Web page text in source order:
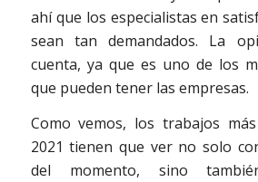
ahí que los especialistas en
sean tan demandados. La
cuenta, ya que es uno de los
que pueden tener las empresas.
Como vemos, los trabajos
2021 tienen que ver no solo
del momento, sino